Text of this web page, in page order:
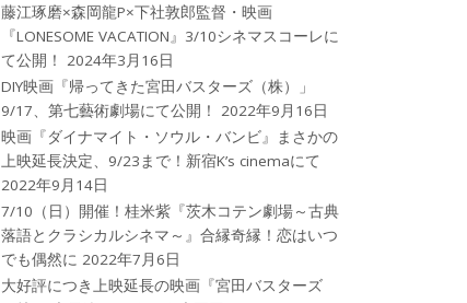
藤江琢磨×森岡龍P×下社敦郎監督・映画
『LONESOME VACATION』3/10シネマスコーレに
て公開！
2024年3月16日
DIY映画『帰ってきた宮田バスターズ（株）」
9/17、第七藝術劇場にて公開！
2022年9月16日
映画『ダイナマイト・ソウル・バンビ』まさかの
上映延長決定、9/23まで！新宿K’s cinemaにて
2022年9月14日
7/10（日）開催！桂米紫『茨木コテン劇場～古典
落語とクラシカルシネマ～』合縁奇縁！恋はいつ
でも偶然に 2022年7月6日
大好評につき上映延長の映画『宮田バスターズ